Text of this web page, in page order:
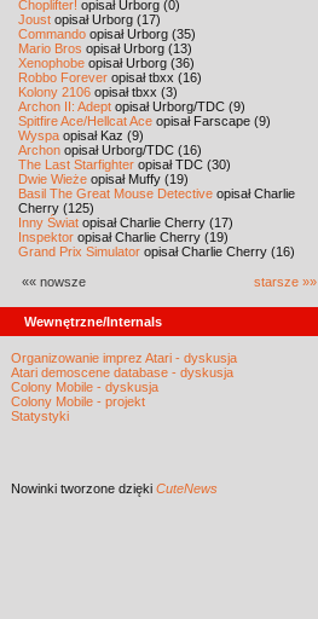
Choplifter! opisał Urborg (0)
Joust opisał Urborg (17)
Commando opisał Urborg (35)
Mario Bros opisał Urborg (13)
Xenophobe opisał Urborg (36)
Robbo Forever opisał tbxx (16)
Kolony 2106 opisał tbxx (3)
Archon II: Adept opisał Urborg/TDC (9)
Spitfire Ace/Hellcat Ace opisał Farscape (9)
Wyspa opisał Kaz (9)
Archon opisał Urborg/TDC (16)
The Last Starfighter opisał TDC (30)
Dwie Wieże opisał Muffy (19)
Basil The Great Mouse Detective opisał Charlie
Cherry (125)
Inny Świat opisał Charlie Cherry (17)
Inspektor opisał Charlie Cherry (19)
Grand Prix Simulator opisał Charlie Cherry (16)
«« nowsze starsze »»
Wewnętrzne/Internals
Organizowanie imprez Atari - dyskusja
Atari demoscene database - dyskusja
Colony Mobile - dyskusja
Colony Mobile - projekt
Statystyki
Nowinki tworzone dzięki CuteNews